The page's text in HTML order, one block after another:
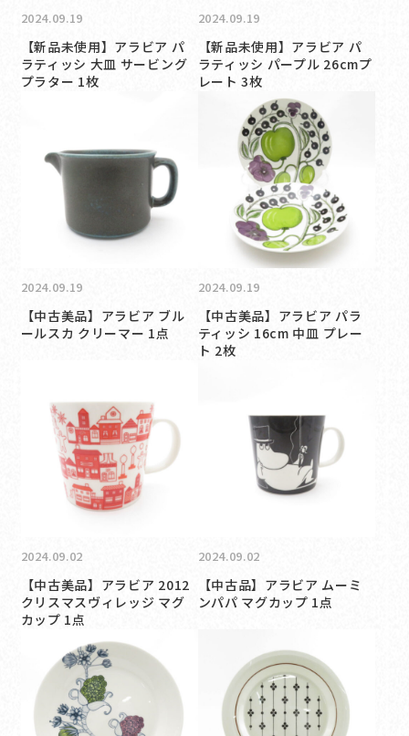
2024.09.19
【新品未使用】アラビア パ
ラティッシ 大皿 サービング
プラター 1枚
2024.09.19
【新品未使用】アラビア パ
ラティッシ パープル 26cmプ
レート 3枚
2024.09.19
【中古美品】アラビア ブル
ールスカ クリーマー 1点
2024.09.19
【中古美品】アラビア パラ
ティッシ 16cm 中皿 プレー
ト 2枚
2024.09.02
【中古美品】アラビア 2012
クリスマスヴィレッジ マグ
カップ 1点
2024.09.02
【中古品】アラビア ムーミ
ンパパ マグカップ 1点